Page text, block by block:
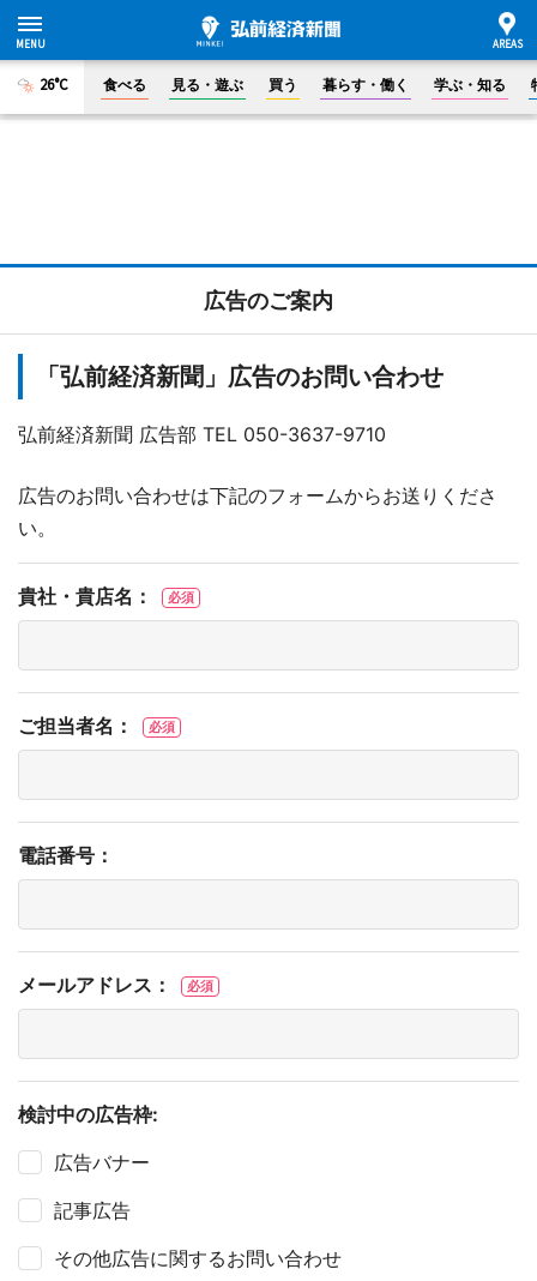
26°C 食べる 見る・遊ぶ 買う 暮らす・働く 学ぶ・知る
広告のご案内
「弘前経済新聞」広告のお問い合わせ
弘前経済新聞 広告部 TEL 050-3637-9710
広告のお問い合わせは下記のフォームからお送りくださ
い。
貴社・貴店名： 必須
ご担当者名： 必須
電話番号：
メールアドレス： 必須
検討中の広告枠:
広告バナー
記事広告
その他広告に関するお問い合わせ